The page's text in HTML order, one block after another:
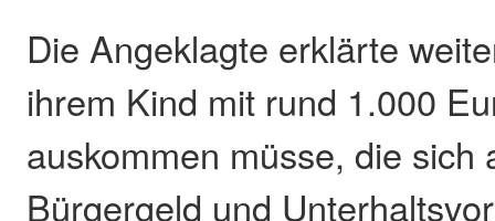
Die Angeklagte erklärte
ihrem Kind mit rund 1.000
auskommen müsse, die sich
Bürgergeld und